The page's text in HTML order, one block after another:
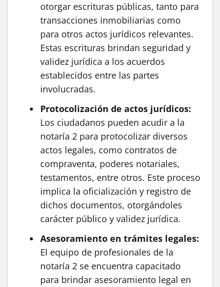
otorgar escrituras públicas, tanto para
transacciones inmobiliarias como
para otros actos jurídicos relevantes.
Estas escrituras brindan seguridad y
validez jurídica a los acuerdos
establecidos entre las partes
involucradas.
Protocolización de actos jurídicos:
Los ciudadanos pueden acudir a la
notaría 2 para protocolizar diversos
actos legales, como contratos de
compraventa, poderes notariales,
testamentos, entre otros. Este proceso
implica la oficialización y registro de
dichos documentos, otorgándoles
carácter público y validez jurídica.
Asesoramiento en trámites legales:
El equipo de profesionales de la
notaría 2 se encuentra capacitado
para brindar asesoramiento legal en